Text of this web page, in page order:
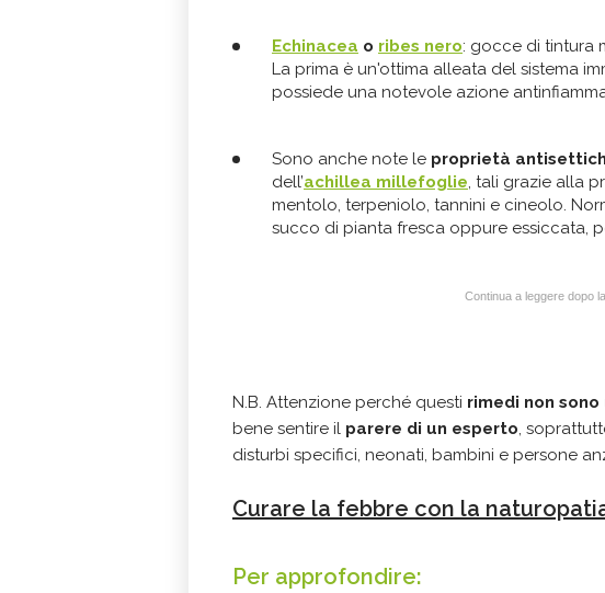
Echinacea o ribes nero: gocce di tintura
La prima è un'ottima alleata del sistema
possiede una notevole azione
Sono anche note le proprietà
dell’achillea millefoglie, tali grazie alla
mentolo, terpeniolo, tannini e cineolo.
succo di pianta fresca oppure essiccata,
Continua a leggere dopo
N.B. Attenzione perché questi rimedi non
bene sentire il parere di un esperto,
disturbi specifici, neonati, bambini e persone
Curare la febbre con la
Per approfondire: